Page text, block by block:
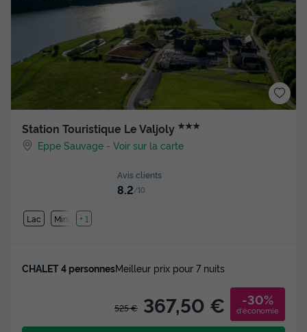
Station Touristique Le Valjoly ★★★
Eppe Sauvage -Voir sur la carte
Avis clients
8.2/10
Lac Mini-golf
+ 1
CHALET 4 personnesMeilleur prix pour 7 nuits
525 € 367,50 € -30%
d'économie